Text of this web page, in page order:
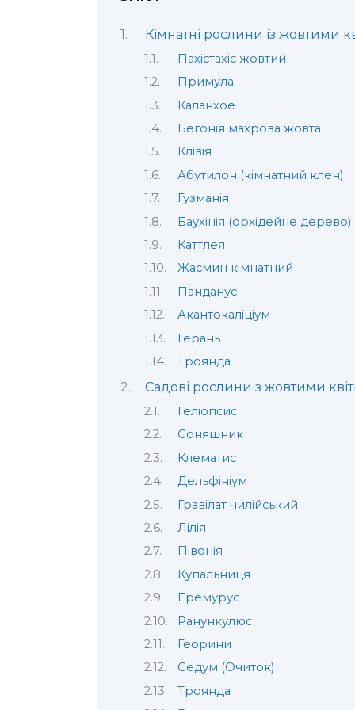
Кімнатні рослини із жовтими
Пахістахіс жовтий
Примула
Каланхое
Бегонія махрова жовта
Клівія
Абутилон (кімнатний клен)
Гузманія
Баухінія (орхідейне дерево)
Каттлея
Жасмин кімнатний
Панданус
Акантокаліціум
Герань
Троянда
Садові рослини з жовтими
Геліопсис
Соняшник
Клематис
Дельфініум
Гравілат чилійський
Лілія
Півонія
Купальниця
Еремурус
Ранункулюс
Георини
Седум (Очиток)
Троянда